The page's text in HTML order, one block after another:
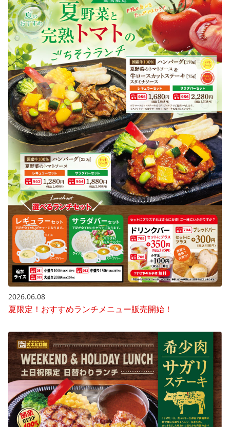
2026.06.08
夏限定！おすすめランチメニュー販売開始！